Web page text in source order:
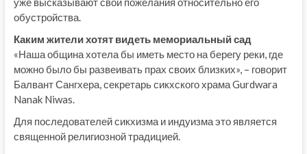
обустройства.
Каким жители хотят видеть мемориальный сад
«Наша община хотела бы иметь место на берегу реки, где
можно было бы развеивать прах своих близких», – говорит
Балвант Сангхера, секретарь сикхского храма Gurdwara
Nanak Niwas.
Для последователей сикхизма и индуизма это является
священной религиозной традицией.